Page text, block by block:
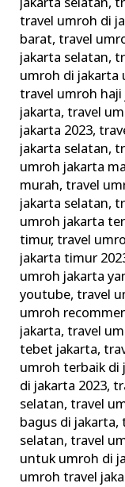
travel umroh di
barat,travel
jakarta selatan,
umroh di jakarta
travel umroh
jakarta,travel
jakarta 2023,
jakarta selatan,
umroh jakarta
murah,travel
jakarta selatan,
umroh jakarta
timur,travel
jakarta timur
umroh jakarta
youtube,travel
umroh
jakarta,travel
tebet jakarta,
umroh terbaik di
di jakarta 2023,
selatan,travel
bagus di jakarta,
selatan,travel
untuk umroh di
umroh travel